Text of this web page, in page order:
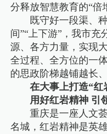
分释放智慧教育的“倍
既守好一段渠、
间”“上下游”，我市充
源、各方力量，实现
全过程、全方位的一
的思政阶梯越铺越长
在大事上打造“红
用好红岩精神 引
重庆是一座人文
名城，红岩精神是英